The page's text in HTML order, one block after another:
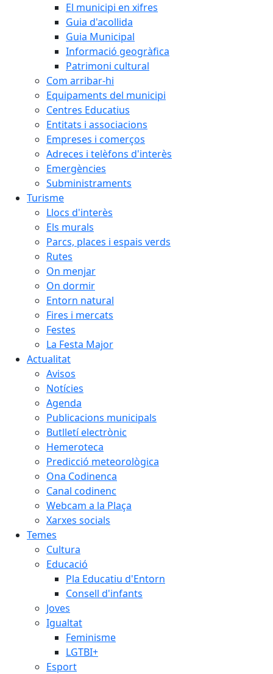
El municipi en xifres
Guia d'acollida
Guia Municipal
Informació geogràfica
Patrimoni cultural
Com arribar-hi
Equipaments del municipi
Centres Educatius
Entitats i associacions
Empreses i comerços
Adreces i telèfons d'interès
Emergències
Subministraments
Turisme
Llocs d'interès
Els murals
Parcs, places i espais verds
Rutes
On menjar
On dormir
Entorn natural
Fires i mercats
Festes
La Festa Major
Actualitat
Avisos
Notícies
Agenda
Publicacions municipals
Butlletí electrònic
Hemeroteca
Predicció meteorològica
Ona Codinenca
Canal codinenc
Webcam a la Plaça
Xarxes socials
Temes
Cultura
Educació
Pla Educatiu d'Entorn
Consell d'infants
Joves
Igualtat
Feminisme
LGTBI+
Esport